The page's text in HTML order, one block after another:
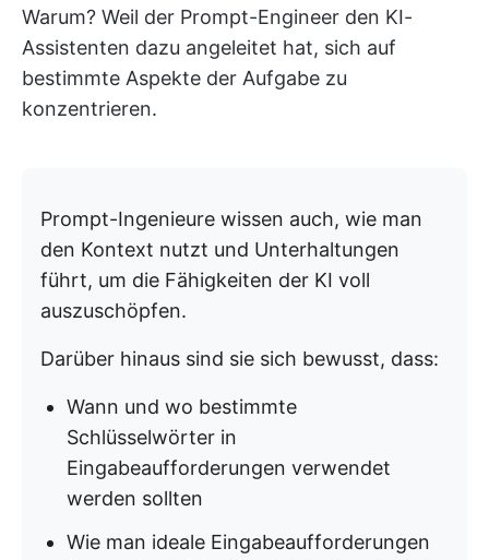
Warum? Weil der Prompt-Engineer den KI-
Assistenten dazu angeleitet hat, sich auf
bestimmte Aspekte der Aufgabe zu
konzentrieren.
Prompt-Ingenieure wissen auch, wie man
den Kontext nutzt und Unterhaltungen
führt, um die Fähigkeiten der KI voll
auszuschöpfen.
Darüber hinaus sind sie sich bewusst, dass:
Wann und wo bestimmte
Schlüsselwörter in
Eingabeaufforderungen verwendet
werden sollten
Wie man ideale Eingabeaufforderungen